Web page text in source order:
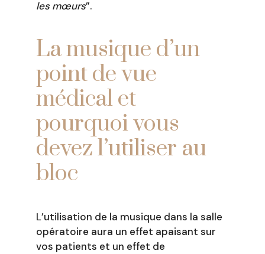
les mœurs”.
La musique d’un
point de vue
médical et
pourquoi vous
devez l’utiliser au
bloc
L’utilisation de la musique dans la salle
opératoire aura un effet apaisant sur
vos patients et un effet de